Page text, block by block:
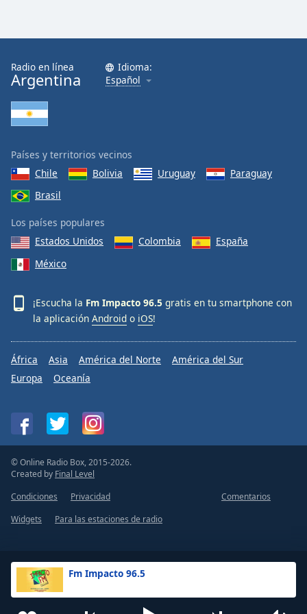
Fm Impacto 96.5
Radio en línea
Argentina
Idioma:
Español
Países y territorios vecinos
Chile
Bolivia Uruguay
Paraguay
Brasil
Los países populares
Estados Unidos
Colombia
España
México
¡Escucha la Fm Impacto 96.5 gratis en tu smartphone con
la aplicación Android o iOS!
África Asia América del Norte
América del Sur
Europa
Oceanía
© Online Radio Box, 2015-2026.
Created by Final Level
Condiciones
Privacidad
Comentarios
Widgets
Para las estaciones de radio